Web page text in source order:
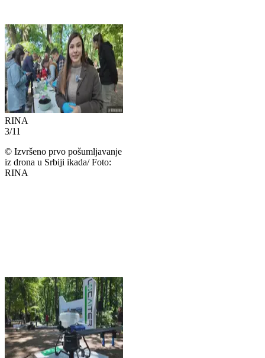
RINA
3/11
© Izvršeno prvo pošumljavanje
iz drona u Srbiji ikada/ Foto:
RINA